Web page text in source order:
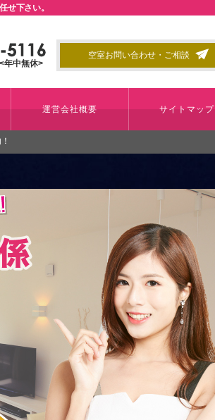
せ下さい。
年中無休>
空室お問い合わせ・ご相談
運営会社概要 サイトマップ